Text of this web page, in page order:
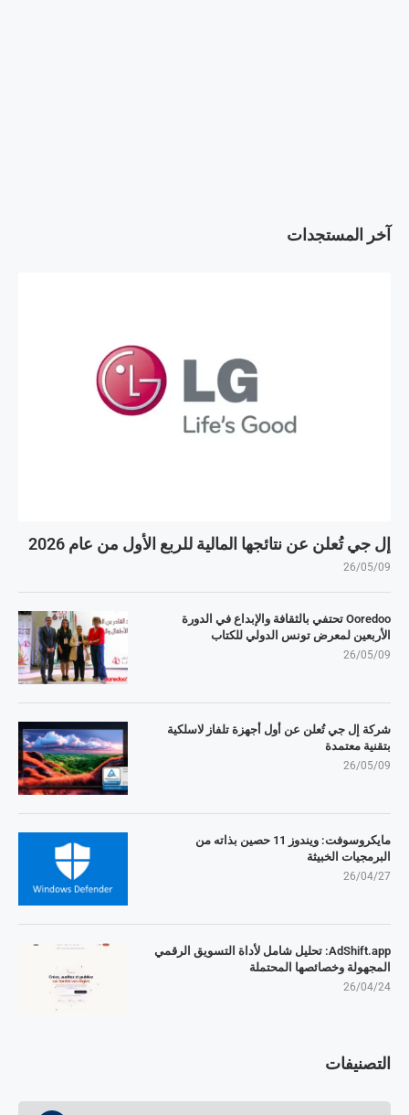
آخر المستجدات
إل جي تُعلن عن نتائجها المالية للربع الأول من عام 2026
26/05/09
Ooredoo تحتفي بالثقافة والإبداع في الدورة
الأربعين لمعرض تونس الدولي للكتاب
26/05/09
شركة إل جي تُعلن عن أول أجهزة تلفاز لاسلكية
بتقنية معتمدة
26/05/09
مايكروسوفت: ويندوز 11 حصين بذاته من
البرمجيات الخبيثة
26/04/27
AdShift.app: تحليل شامل لأداة التسويق الرقمي
المجهولة وخصائصها المحتملة
26/04/24
التصنيفات